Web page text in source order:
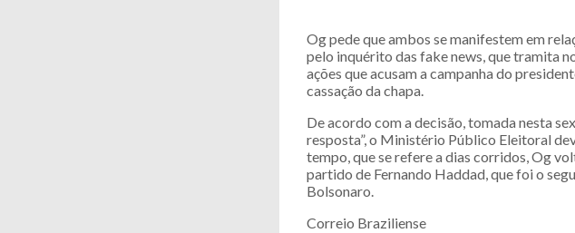
Og pede que ambos se manifestem em
pelo inquérito das fake news, que tramita
ações que acusam a campanha do
cassação da chapa.
De acordo com a decisão, tomada nesta
resposta”, o Ministério Público Eleitoral
tempo, que se refere a dias corridos, Og
partido de Fernando Haddad, que foi o
Bolsonaro.
Correio Braziliense